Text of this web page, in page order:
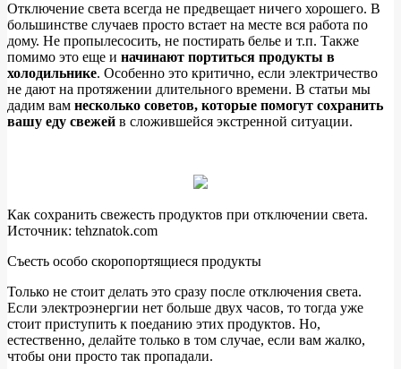
Отключение света всегда не предвещает ничего хорошего. В
большинстве случаев просто встает на месте вся работа по
дому. Не пропылесосить, не постирать белье и т.п. Также
помимо это еще и начинают портиться продукты в
холодильнике. Особенно это критично, если электричество
не дают на протяжении длительного времени. В статьи мы
дадим вам несколько советов, которые помогут сохранить
вашу еду свежей в сложившейся экстренной ситуации.
Как сохранить свежесть продуктов при отключении света.
Источник: tehznatok.com
Съесть особо скоропортящиеся продукты
Только не стоит делать это сразу после отключения света.
Если электроэнергии нет больше двух часов, то тогда уже
стоит приступить к поеданию этих продуктов. Но,
естественно, делайте только в том случае, если вам жалко,
чтобы они просто так пропадали.